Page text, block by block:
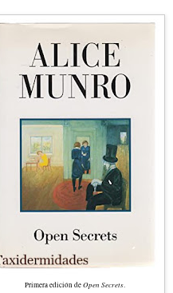
Primera edición deOpen Secrets.